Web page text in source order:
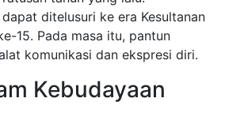
ditelusuri ke era Kesultanan
15. Pada masa itu, pantun
komunikasi dan ekspresi diri.
Kebudayaan